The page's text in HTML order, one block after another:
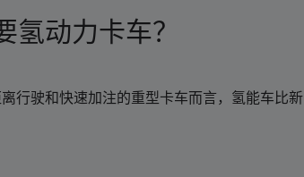
氢动力卡车？
行驶和快速加注的重型卡车而言，氢能车比新